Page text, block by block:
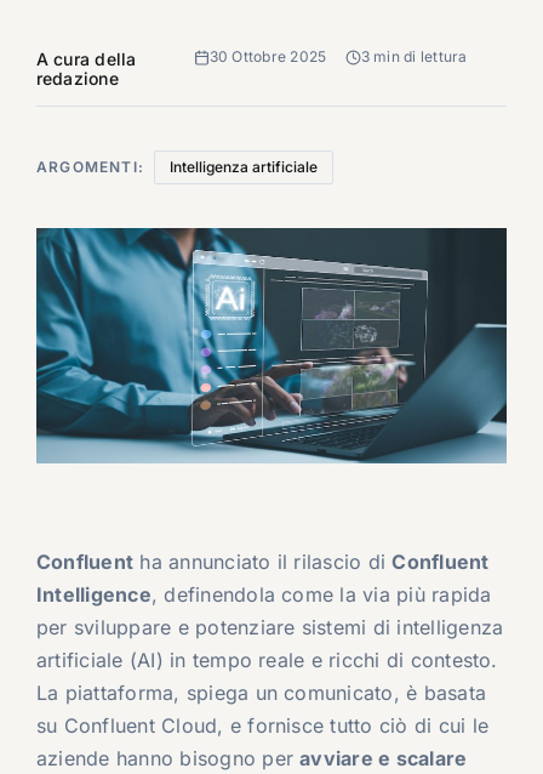
A cura della
redazione
30 Ottobre 2025 3 min di lettura
ARGOMENTI: Intelligenza artificiale
Confluent ha annunciato il rilascio diConfluent
Intelligence, definendola come la via più rapida
per sviluppare e potenziare sistemi di intelligenza
artificiale (AI) in tempo reale e ricchi di contesto.
La piattaforma, spiega un comunicato, è basata
su Confluent Cloud, e fornisce tutto ciò di cui le
aziende hanno bisogno peravviare e scalare